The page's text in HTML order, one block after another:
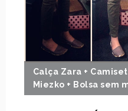
Calça Zara +
Miezko + Bolsa sem